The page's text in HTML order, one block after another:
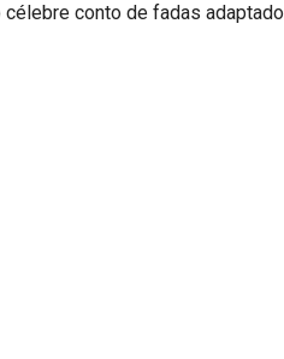
conto de fadas adaptado